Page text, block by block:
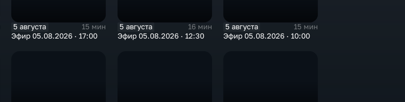
5 августа
15 мин
Эфир 05.08.2026 · 17:00
5 августа
16 мин
Эфир 05.08.2026 · 12:30
5 августа
15 мин
Эфир 05.08.2026 · 10:00